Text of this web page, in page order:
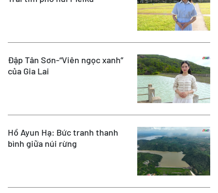
Đập Tân Sơn-“Viên ngọc xanh”
của Gia Lai
Hồ Ayun Hạ: Bức tranh thanh
bình giữa núi rừng